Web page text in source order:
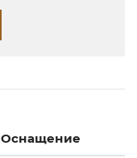
Оснащение